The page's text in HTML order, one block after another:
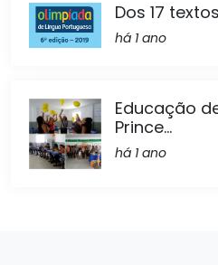
Dos 17
há 1 ano
Educação
Prince...
há 1 ano